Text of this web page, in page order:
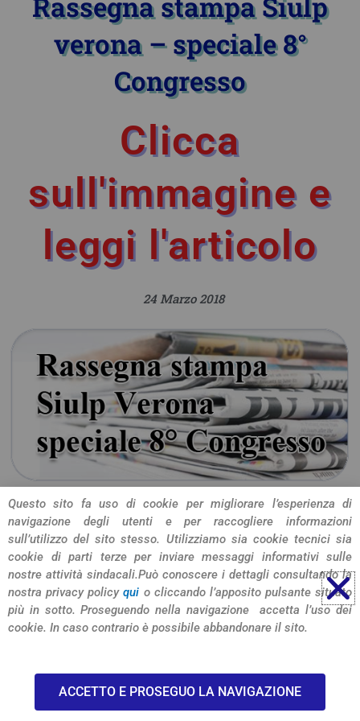
verona – speciale 8°
Congresso
Clicca
sull'immagine e
leggi l'articolo
24 Marzo 2018
CONDIVIDI L'ARTICOLO
© 2026 SIULP Verona
Questo sito fa uso di cookie per migliorare l’esperienza di
navigazione degli utenti e per raccogliere informazioni
sull’utilizzo del sito stesso. Utilizziamo sia cookie tecnici sia
cookie di parti terze per inviare messaggi informativi sulle
nostre attività sindacali.Può conoscere i dettagli consultando la
nostra privacy policyqui o cliccando l’apposito pulsante situato
più in sotto. Proseguendo nella navigazione accetta l’uso dei
cookie. In caso contrario è possibile abbandonare il sito.
ACCETTO E PROSEGUO LA NAVIGAZIONE